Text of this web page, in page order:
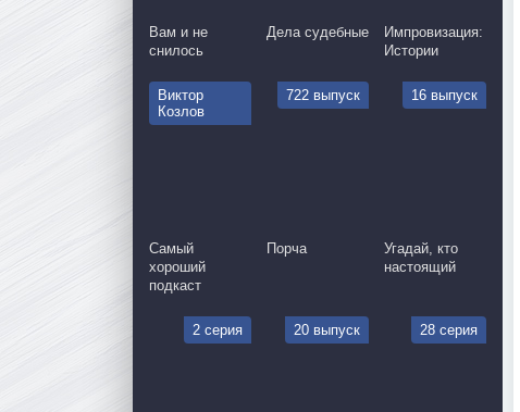
Вам и не
снилось
Дела судебные
Импровизация:
Истории
Виктор
Козлов
Самый
хороший
подкаст
722 выпуск
Порча
16 выпуск
Угадай, кто
настоящий
2 серия 20 выпуск 28 серия